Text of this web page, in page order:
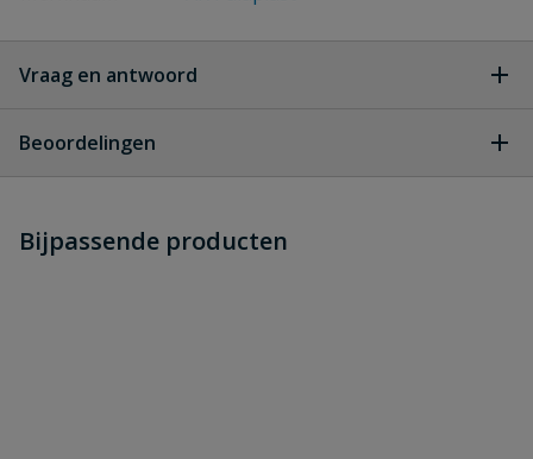
Vraag en antwoord
dit product?
Beoordelingen
Schrijf zelf een beoordeling
Bijpassende producten